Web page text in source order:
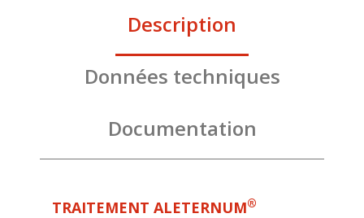
Description
Données techniques
Documentation
TRAITEMENT ALETERNUM®